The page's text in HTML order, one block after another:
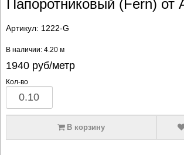
Папоротниковый (Fern) от
Артикул: 1222-G
В наличии: 4.20 м
1940руб/метр
Кол-во
В корзину